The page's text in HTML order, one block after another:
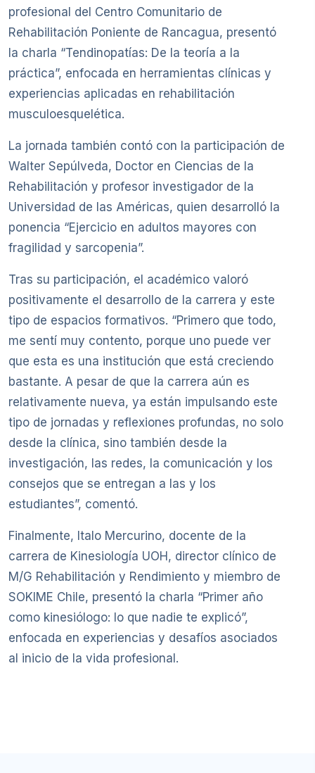
profesional del Centro Comunitario de
Rehabilitación Poniente de Rancagua, presentó
la charla “Tendinopatías: De la teoría a la
práctica”, enfocada en herramientas clínicas y
experiencias aplicadas en rehabilitación
musculoesquelética.
La jornada también contó con la participación de
Walter Sepúlveda, Doctor en Ciencias de la
Rehabilitación y profesor investigador de la
Universidad de las Américas, quien desarrolló la
ponencia “Ejercicio en adultos mayores con
fragilidad y sarcopenia”.
Tras su participación, el académico valoró
positivamente el desarrollo de la carrera y este
tipo de espacios formativos. “Primero que todo,
me sentí muy contento, porque uno puede ver
que esta es una institución que está creciendo
bastante. A pesar de que la carrera aún es
relativamente nueva, ya están impulsando este
tipo de jornadas y reflexiones profundas, no solo
desde la clínica, sino también desde la
investigación, las redes, la comunicación y los
consejos que se entregan a las y los
estudiantes”, comentó.
Finalmente, Italo Mercurino, docente de la
carrera de Kinesiología UOH, director clínico de
M/G Rehabilitación y Rendimiento y miembro de
SOKIME Chile, presentó la charla “Primer año
como kinesiólogo: lo que nadie te explicó”,
enfocada en experiencias y desafíos asociados
al inicio de la vida profesional.